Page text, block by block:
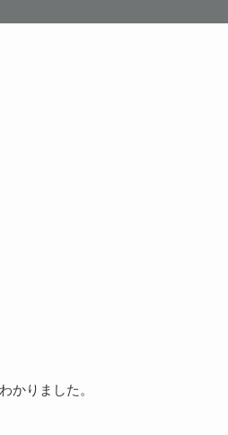
かりました。